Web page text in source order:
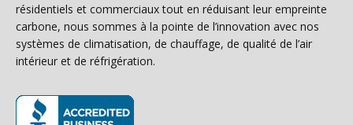
résidentiels et commerciaux tout en réduisant leur empreinte
carbone, nous sommes à la pointe de l’innovation avec nos
systèmes de climatisation, de chauffage, de qualité de l’air
intérieur et de réfrigération.